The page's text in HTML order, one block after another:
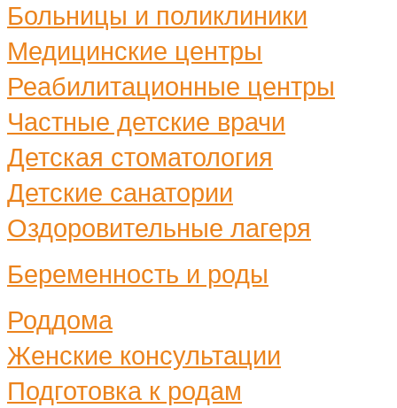
Больницы и поликлиники
Медицинские центры
Реабилитационные центры
Частные детские врачи
Детская стоматология
Детские санатории
Оздоровительные лагеря
Беременность и роды
Роддома
Женские консультации
Подготовка к родам